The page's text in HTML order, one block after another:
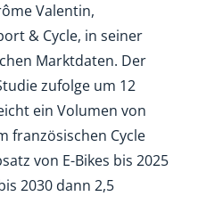
Valentin,
& Cycle, in seiner
Marktdaten. Der
zufolge um 12
ein Volumen von
französischen Cycle
von E-Bikes bis 2025
2030 dann 2,5